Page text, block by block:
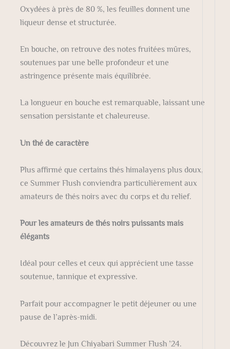
Oxydées à près de 80 %, les feuilles donnent une
liqueur dense et structurée.
En bouche, on retrouve des notes fruitées mûres,
soutenues par une belle profondeur et une
astringence présente mais équilibrée.
La longueur en bouche est remarquable, laissant une
sensation persistante et chaleureuse.
Un thé de caractère
Plus affirmé que certains thés himalayens plus doux,
ce Summer Flush conviendra particulièrement aux
amateurs de thés noirs avec du corps et du relief.
Pour les amateurs de thés noirs puissants mais
élégants
Idéal pour celles et ceux qui apprécient une tasse
soutenue, tannique et expressive.
Parfait pour accompagner le petit déjeuner ou une
pause de l’après-midi.
Découvrez le Jun Chiyabari Summer Flush ’24.